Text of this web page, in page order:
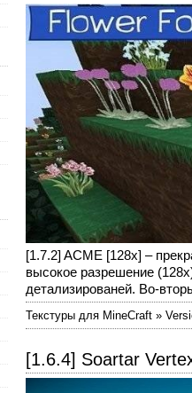
[1.7.2] ACME [128x] –
высокое разрешение
детализированей. Во-
Текстуры для MineCraft »
[1.6.4] Soartar